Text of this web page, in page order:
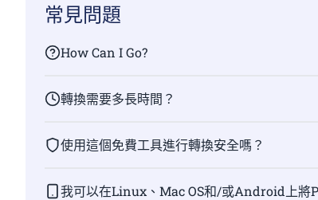
常見問題
How Can I Go?
轉換需要多長時間？
使用這個免費工具進行轉換安全嗎？
我可以在Linux、Mac OS和/或Android上將